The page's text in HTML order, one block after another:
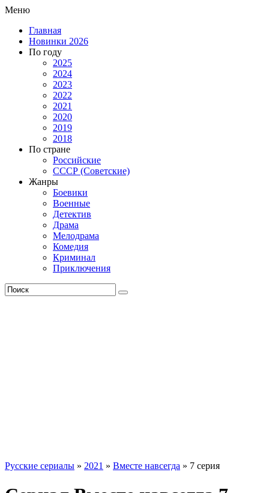
Меню
Главная
Новинки 2026
По году
2025
2024
2023
2022
2021
2020
2019
2018
По стране
Российские
СССР (Советские)
Жанры
Боевики
Военные
Детектив
Драма
Мелодрама
Комедия
Криминал
Приключения
Русские сериалы » 2021 » Вместе навсегда » 7 серия